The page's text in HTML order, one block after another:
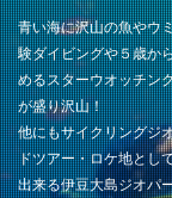
青い海に沢山の魚やウ
験ダイビングや５歳か
めるスターウオッチン
が盛り沢山！
他にもサイクリングジ
ドツアー・ロケ地とし
出来る伊豆大島ジオパ